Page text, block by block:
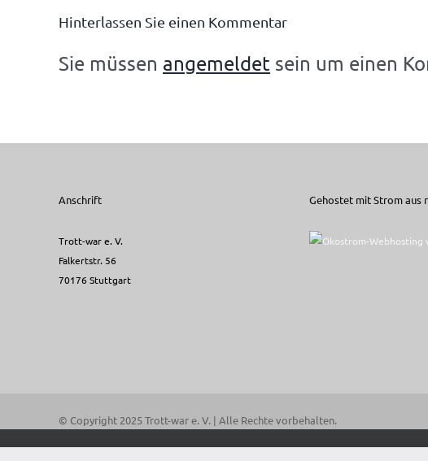
Hinterlassen Sie einen Kommentar
Sie müssen angemeldet sein um einen
Anschrift
Trott-war e. V.
Falkertstr. 56
70176 Stuttgart
Gehostet mit Strom aus
© Copyright 2025 Trott-war e. V. | Alle Rechte vorbehalten.